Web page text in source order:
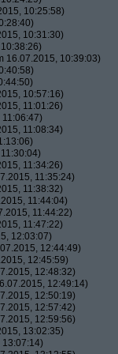
10:25:58)
10:31:30)
16.07.2015, 10:39:03)
10:57:16)
11:01:26)
11:08:34)
11:34:26)
11:35:24)
11:38:32)
11:44:04)
11:44:22)
11:47:22)
12:03:07)
12:44:49)
12:45:59)
12:48:32)
12:49:14)
12:50:19)
12:57:42)
12:59:56)
13:02:35)